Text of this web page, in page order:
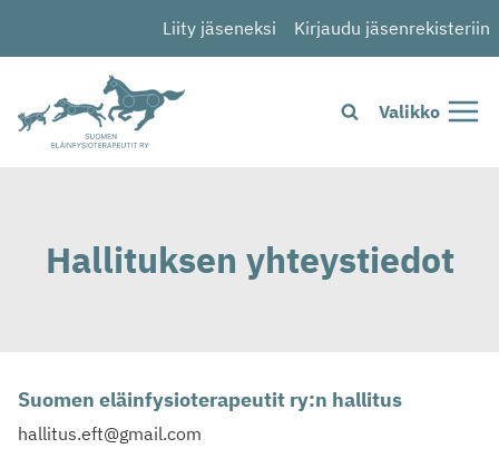
Liity jäseneksi Kirjaudu jäsenrekisteriin
Valikko
Hallituksen yhteystiedot
Suomen eläinfysioterapeutit ry:n hallitus
hallitus.eft@gmail.com